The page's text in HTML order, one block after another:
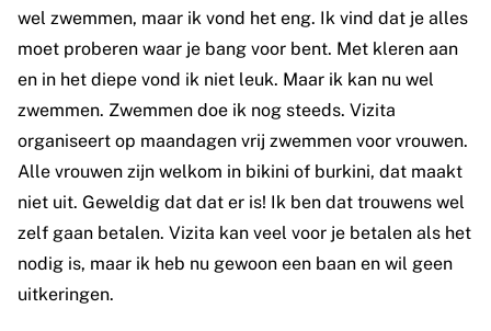
wel zwemmen, maar ik vond het eng. Ik vind dat je alles
moet proberen waar je bang voor bent. Met kleren aan
en in het diepe vond ik niet leuk. Maar ik kan nu wel
zwemmen. Zwemmen doe ik nog steeds. Vizita
organiseert op maandagen vrij zwemmen voor vrouwen.
Alle vrouwen zijn welkom in bikini of burkini, dat maakt
niet uit. Geweldig dat dat er is! Ik ben dat trouwens wel
zelf gaan betalen. Vizita kan veel voor je betalen als het
nodig is, maar ik heb nu gewoon een baan en wil geen
uitkeringen.